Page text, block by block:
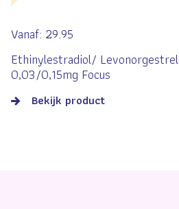
Vanaf: 29.95
Ethinylestradiol/ Levonorgestrel
0,03/0,15mg Focus
Bekijk product